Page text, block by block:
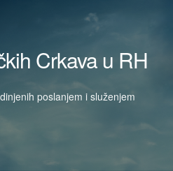
Crkava u RH
poslanjem i služenjem